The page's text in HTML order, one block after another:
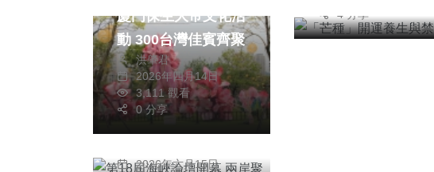
廈門保生大帝文化活
動 300台灣佳賓齊聚
洪肇君
2026年四月14日
3,111 觀看
0 分享
4 分享
大陸
第18屆海峽論壇開
幕 兩岸聚焦青年、
2026年六月15日